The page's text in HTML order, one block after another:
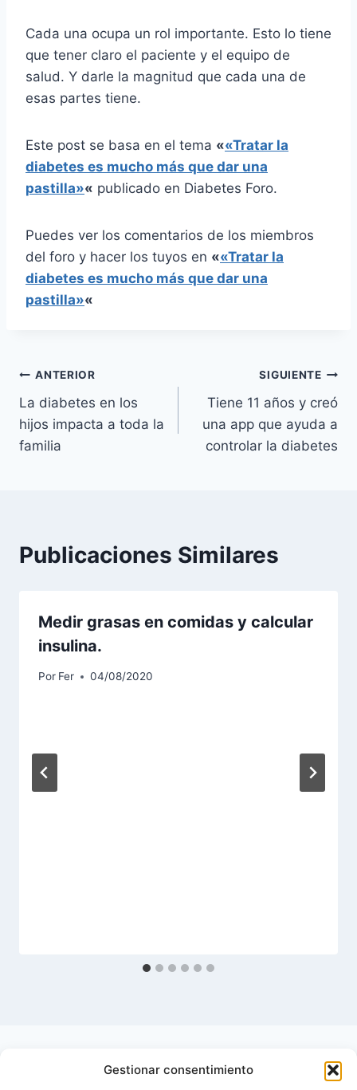
Gestionar consentimiento
Cada una ocupa un rol importante. Esto lo tiene
que tener claro el paciente y el equipo de
salud. Y darle la magnitud que cada una de
esas partes tiene.
Este post se basa en el tema ««Tratar la
diabetes es mucho más que dar una
pastilla»« publicado en Diabetes Foro.
Puedes ver los comentarios de los miembros
del foro y hacer los tuyos en ««Tratar la
diabetes es mucho más que dar una
pastilla»«
Navegación
de
entradas
ANTERIOR
La diabetes en los
hijos impacta a toda la
familia
SIGUIENTE
Tiene 11 años y creó
una app que ayuda a
controlar la diabetes
Publicaciones Similares
Medir grasas en comidas y calcular
insulina.
Por Fer 04/08/2020